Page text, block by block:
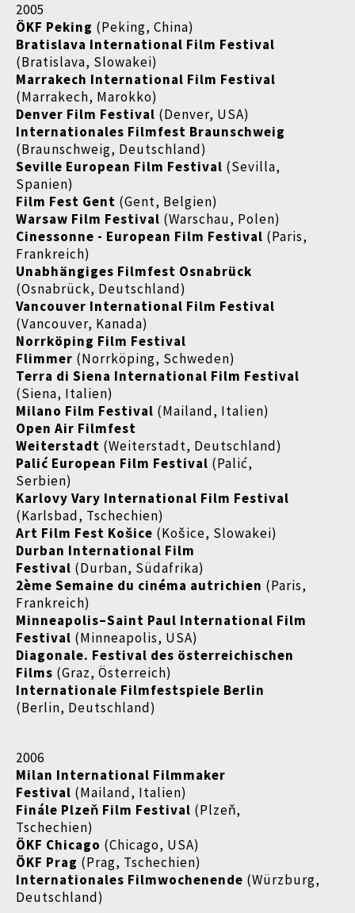
2005
ÖKF Peking (Peking, China)
Bratislava International Film Festival
(Bratislava, Slowakei)
Marrakech International Film Festival
(Marrakech, Marokko)
Denver Film Festival (Denver, USA)
Internationales Filmfest Braunschweig
(Braunschweig, Deutschland)
Seville European Film Festival (Sevilla,
Spanien)
Film Fest Gent (Gent, Belgien)
Warsaw Film Festival (Warschau, Polen)
Cinessonne - European Film Festival (Paris,
Frankreich)
Unabhängiges Filmfest Osnabrück
(Osnabrück, Deutschland)
Vancouver International Film Festival
(Vancouver, Kanada)
Norrköping Film Festival
Flimmer (Norrköping, Schweden)
Terra di Siena International Film Festival
(Siena, Italien)
Milano Film Festival (Mailand, Italien)
Open Air Filmfest
Weiterstadt (Weiterstadt, Deutschland)
Palić European Film Festival (Palić,
Serbien)
Karlovy Vary International Film Festival
(Karlsbad, Tschechien)
Art Film Fest Košice (Košice, Slowakei)
Durban International Film
Festival (Durban, Südafrika)
2ème Semaine du cinéma autrichien (Paris,
Frankreich)
Minneapolis–Saint Paul International Film
Festival (Minneapolis, USA)
Diagonale. Festival des österreichischen
Films (Graz, Österreich)
Internationale Filmfestspiele Berlin
(Berlin, Deutschland)
2006
Milan International Filmmaker
Festival (Mailand, Italien)
Finále Plzeň Film Festival (Plzeň,
Tschechien)
ÖKF Chicago (Chicago, USA)
ÖKF Prag (Prag, Tschechien)
Internationales Filmwochenende (Würzburg,
Deutschland)